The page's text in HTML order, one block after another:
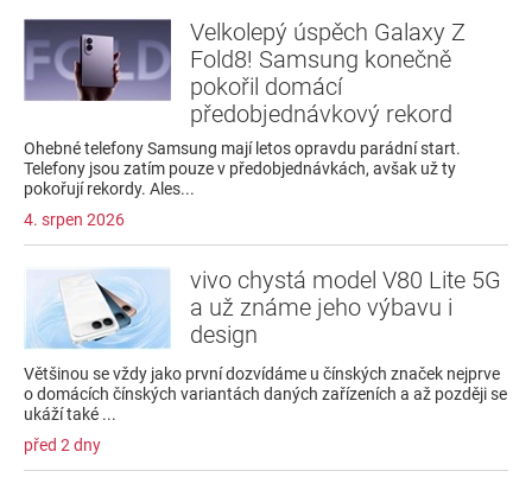
Velkolepý úspěch Galaxy Z
Fold8! Samsung konečně
pokořil domácí
předobjednávkový rekord
Ohebné telefony Samsung mají letos opravdu parádní start.
Telefony jsou zatím pouze v předobjednávkách, avšak už ty
pokořují rekordy. Ales...
4. srpen 2026
vivo chystá model V80 Lite 5G
a už známe jeho výbavu i
design
Většinou se vždy jako první dozvídáme u čínských značek nejprve
o domácích čínských variantách daných zařízeních a až později se
ukáží také ...
před 2 dny